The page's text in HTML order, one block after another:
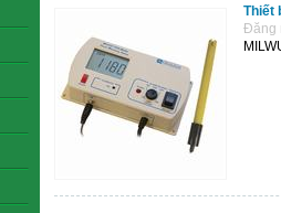
Thiết
Đăng